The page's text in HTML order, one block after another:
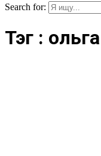
Search for:
Тэг :